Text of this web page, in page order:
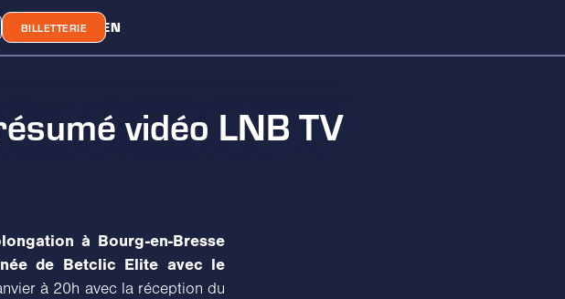
CHORA' LIEN
BILLETTERIE
vidéo LNB TV
à Bourg-en-Bresse
de Betclic Elite avec le
à 20h avec la réception du